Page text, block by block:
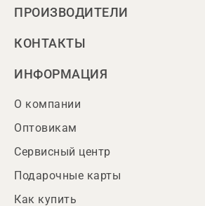
ПРОИЗВОДИТЕЛИ
КОНТАКТЫ
ИНФОРМАЦИЯ
О компании
Оптовикам
Сервисный центр
Подарочные карты
Как купить